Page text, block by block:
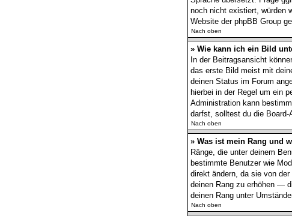
noch nicht existiert, würden
Website der phpBB Group
Nach oben
» Wie kann ich ein Bild
In der Beitragsansicht
das erste Bild meist mit
deinen Status im Forum
hierbei in der Regel um ein
Administration kann
darfst, solltest du die Board-
Nach oben
» Was ist mein Rang und
Ränge, die unter deinem
bestimmte Benutzer wie
direkt ändern, da sie von
deinen Rang zu erhöhen —
deinen Rang unter
Nach oben